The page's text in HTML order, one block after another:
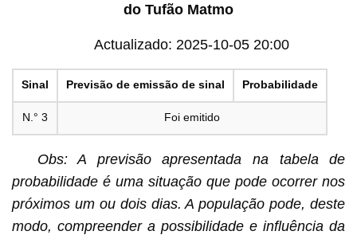
do Tufão Matmo
Actualizado: 2025-10-05 20:00
Sinal Previsão de emissão de sinal Probabilidade
N.° 3 Foi emitido
Obs: A previsão apresentada na tabela de
probabilidade é uma situação que pode ocorrer nos
próximos um ou dois dias. A população pode, deste
modo, compreender a possibilidade e influência da